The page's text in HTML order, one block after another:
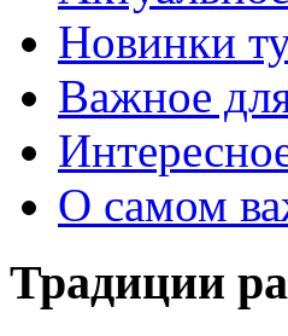
Новинки
Важное
О самом
Традиции